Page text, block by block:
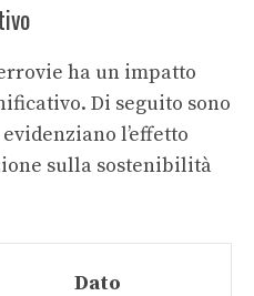
ha un impatto
Di seguito sono
l’effetto
sulla sostenibilità
Dato